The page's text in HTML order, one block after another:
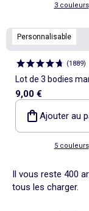
3 couleurs
Personnalisable
(1889)
Lot de 3 bodies
longues
9,00 €
Ajouter au
5 couleurs
Il vous reste 400
tous les charger.